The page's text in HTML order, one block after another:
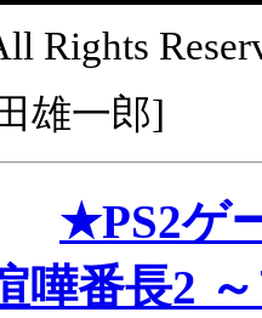
Rights
雄一郎]
★PS2ゲ
嘩番長2